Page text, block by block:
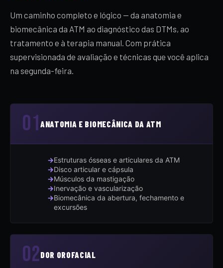
Um caminho completo e lógico — da anatomia e
biomecânica da ATM ao diagnóstico das DTMs, ao
tratamento e à terapia manual. Com prática
supervisionada de avaliação e técnicas que você aplica
na segunda-feira.
01 ANATOMIA E BIOMECÂNICA DA ATM
Estruturas ósseas e articulares da ATM
Disco articular e cápsula
Músculos da mastigação
Inervação e vascularização
Biomecânica da abertura, fechamento e
excursões
02DOR OROFACIAL